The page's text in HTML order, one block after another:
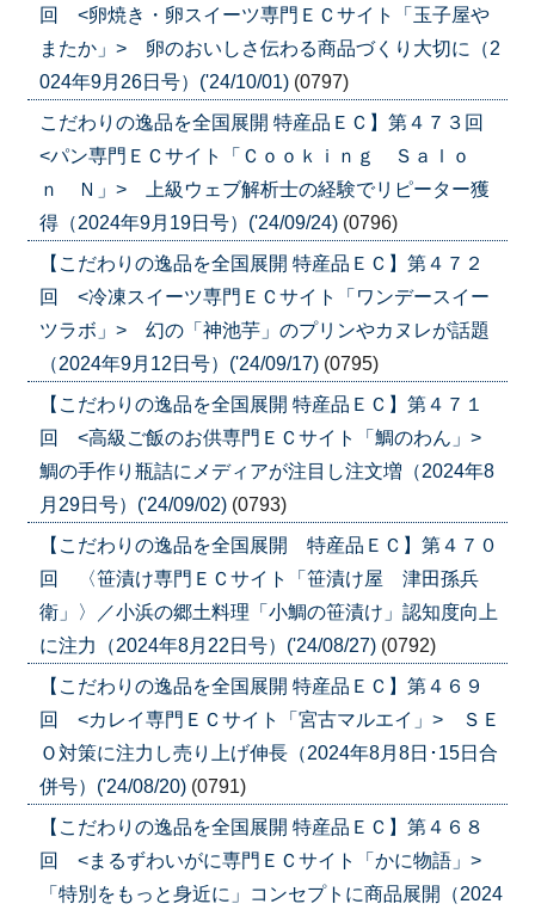
回 <卵焼き・卵スイーツ専門ＥＣサイト「玉子屋や
またか」> 卵のおいしさ伝わる商品づくり大切に（2
024年9月26日号）('24/10/01) (0797)
こだわりの逸品を全国展開 特産品ＥＣ】第４７３回
<パン専門ＥＣサイト「Ｃｏｏｋｉｎｇ Ｓａｌｏ
ｎ Ｎ」> 上級ウェブ解析士の経験でリピーター獲
得（2024年9月19日号）('24/09/24) (0796)
【こだわりの逸品を全国展開 特産品ＥＣ】第４７２
回 <冷凍スイーツ専門ＥＣサイト「ワンデースイー
ツラボ」> 幻の「神池芋」のプリンやカヌレが話題
（2024年9月12日号）('24/09/17) (0795)
【こだわりの逸品を全国展開 特産品ＥＣ】第４７１
回 <高級ご飯のお供専門ＥＣサイト「鯛のわん」>
鯛の手作り瓶詰にメディアが注目し注文増（2024年8
月29日号）('24/09/02) (0793)
【こだわりの逸品を全国展開 特産品ＥＣ】第４７０
回 〈笹漬け専門ＥＣサイト「笹漬け屋 津田孫兵
衛」〉／小浜の郷土料理「小鯛の笹漬け」認知度向上
に注力（2024年8月22日号）('24/08/27) (0792)
【こだわりの逸品を全国展開 特産品ＥＣ】第４６９
回 <カレイ専門ＥＣサイト「宮古マルエイ」> ＳＥ
Ｏ対策に注力し売り上げ伸長（2024年8月8日･15日合
併号）('24/08/20) (0791)
【こだわりの逸品を全国展開 特産品ＥＣ】第４６８
回 <まるずわいがに専門ＥＣサイト「かに物語」>
「特別をもっと身近に」コンセプトに商品展開（2024